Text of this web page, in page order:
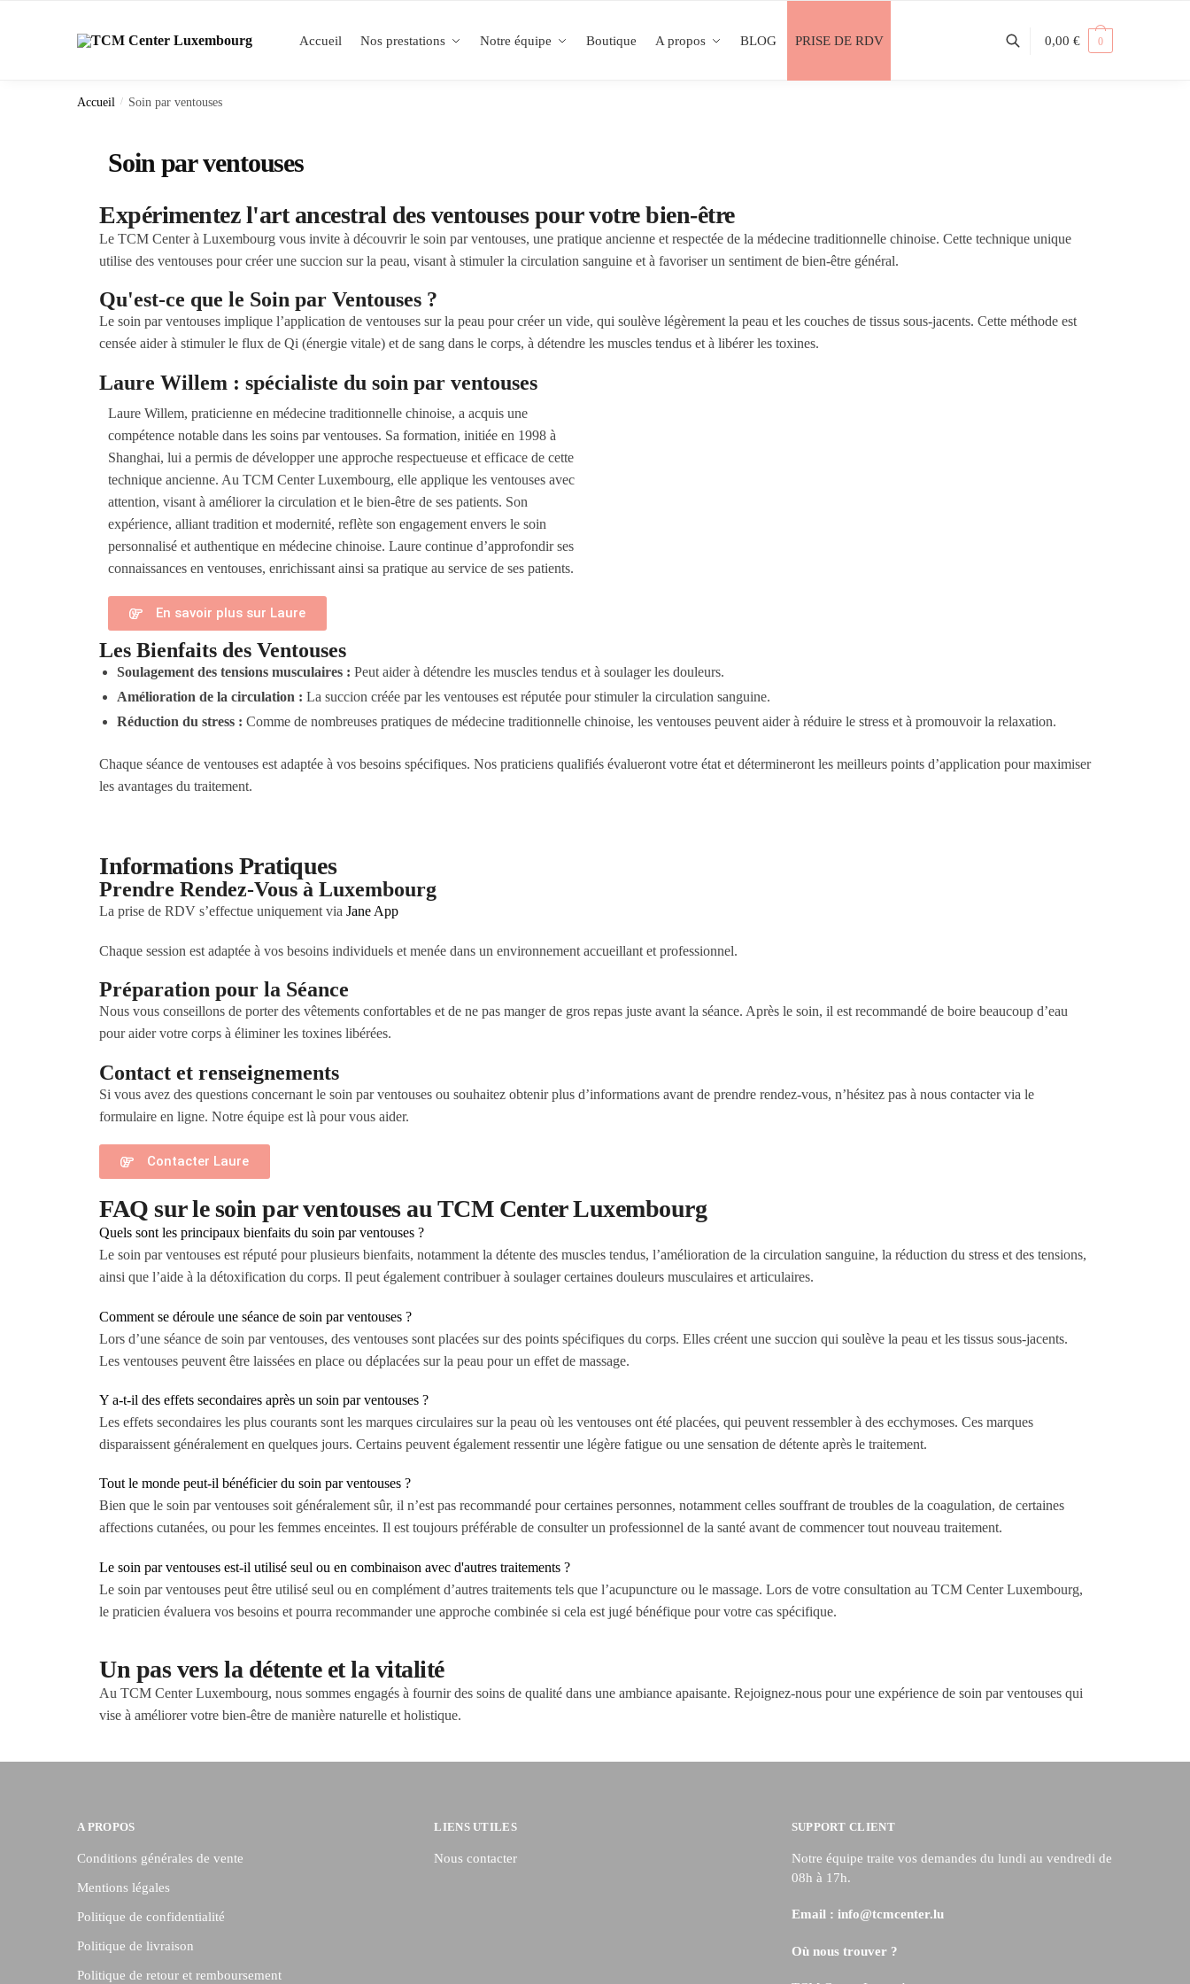
Accueil Nos prestations Notre équipe Boutique A propos BLOG PRISE DE RDV 0,00 € 0
Accueil / Soin par ventouses
Soin par ventouses
Expérimentez l'art ancestral des ventouses pour votre bien-être
Le TCM Center à Luxembourg vous invite à découvrir le soin par ventouses, une pratique ancienne et respectée de la médecine traditionnelle chinoise. Cette technique unique
utilise des ventouses pour créer une succion sur la peau, visant à stimuler la circulation sanguine et à favoriser un sentiment de bien-être général.
Qu'est-ce que le Soin par Ventouses ?
Le soin par ventouses implique l’application de ventouses sur la peau pour créer un vide, qui soulève légèrement la peau et les couches de tissus sous-jacents. Cette méthode est
censée aider à stimuler le flux de Qi (énergie vitale) et de sang dans le corps, à détendre les muscles tendus et à libérer les toxines.
Laure Willem : spécialiste du soin par ventouses
Laure Willem, praticienne en médecine traditionnelle chinoise, a acquis une
compétence notable dans les soins par ventouses. Sa formation, initiée en 1998 à
Shanghai, lui a permis de développer une approche respectueuse et efficace de cette
technique ancienne. Au TCM Center Luxembourg, elle applique les ventouses avec
attention, visant à améliorer la circulation et le bien-être de ses patients. Son
expérience, alliant tradition et modernité, reflète son engagement envers le soin
personnalisé et authentique en médecine chinoise. Laure continue d’approfondir ses
connaissances en ventouses, enrichissant ainsi sa pratique au service de ses patients.
En savoir plus sur Laure
Les Bienfaits des Ventouses
Soulagement des tensions musculaires : Peut aider à détendre les muscles tendus et à soulager les douleurs.
Amélioration de la circulation : La succion créée par les ventouses est réputée pour stimuler la circulation sanguine.
Réduction du stress : Comme de nombreuses pratiques de médecine traditionnelle chinoise, les ventouses peuvent aider à réduire le stress et à promouvoir la relaxation.
Chaque séance de ventouses est adaptée à vos besoins spécifiques. Nos praticiens qualifiés évalueront votre état et détermineront les meilleurs points d’application pour maximiser
les avantages du traitement.
Informations Pratiques
Prendre Rendez-Vous à Luxembourg
La prise de RDV s’effectue uniquement via Jane App
Chaque session est adaptée à vos besoins individuels et menée dans un environnement accueillant et professionnel.
Préparation pour la Séance
Nous vous conseillons de porter des vêtements confortables et de ne pas manger de gros repas juste avant la séance. Après le soin, il est recommandé de boire beaucoup d’eau
pour aider votre corps à éliminer les toxines libérées.
Contact et renseignements
Si vous avez des questions concernant le soin par ventouses ou souhaitez obtenir plus d’informations avant de prendre rendez-vous, n’hésitez pas à nous contacter via le
formulaire en ligne. Notre équipe est là pour vous aider.
Contacter Laure
FAQ sur le soin par ventouses au TCM Center Luxembourg
Quels sont les principaux bienfaits du soin par ventouses ?
Le soin par ventouses est réputé pour plusieurs bienfaits, notamment la détente des muscles tendus, l’amélioration de la circulation sanguine, la réduction du stress et des tensions,
ainsi que l’aide à la détoxification du corps. Il peut également contribuer à soulager certaines douleurs musculaires et articulaires.
Comment se déroule une séance de soin par ventouses ?
Lors d’une séance de soin par ventouses, des ventouses sont placées sur des points spécifiques du corps. Elles créent une succion qui soulève la peau et les tissus sous-jacents.
Les ventouses peuvent être laissées en place ou déplacées sur la peau pour un effet de massage.
Y a-t-il des effets secondaires après un soin par ventouses ?
Les effets secondaires les plus courants sont les marques circulaires sur la peau où les ventouses ont été placées, qui peuvent ressembler à des ecchymoses. Ces marques
disparaissent généralement en quelques jours. Certains peuvent également ressentir une légère fatigue ou une sensation de détente après le traitement.
Tout le monde peut-il bénéficier du soin par ventouses ?
Bien que le soin par ventouses soit généralement sûr, il n’est pas recommandé pour certaines personnes, notamment celles souffrant de troubles de la coagulation, de certaines
affections cutanées, ou pour les femmes enceintes. Il est toujours préférable de consulter un professionnel de la santé avant de commencer tout nouveau traitement.
Le soin par ventouses est-il utilisé seul ou en combinaison avec d'autres traitements ?
Le soin par ventouses peut être utilisé seul ou en complément d’autres traitements tels que l’acupuncture ou le massage. Lors de votre consultation au TCM Center Luxembourg,
le praticien évaluera vos besoins et pourra recommander une approche combinée si cela est jugé bénéfique pour votre cas spécifique.
Un pas vers la détente et la vitalité
Au TCM Center Luxembourg, nous sommes engagés à fournir des soins de qualité dans une ambiance apaisante. Rejoignez-nous pour une expérience de soin par ventouses qui
vise à améliorer votre bien-être de manière naturelle et holistique.
A PROPOS
Conditions générales de vente
Mentions légales
Politique de confidentialité
Politique de livraison
Politique de retour et remboursement
LIENS UTILES
Nous contacter
SUPPORT CLIENT
Notre équipe traite vos demandes du lundi au vendredi de
08h à 17h.
Email : info@tcmcenter.lu
Où nous trouver ?